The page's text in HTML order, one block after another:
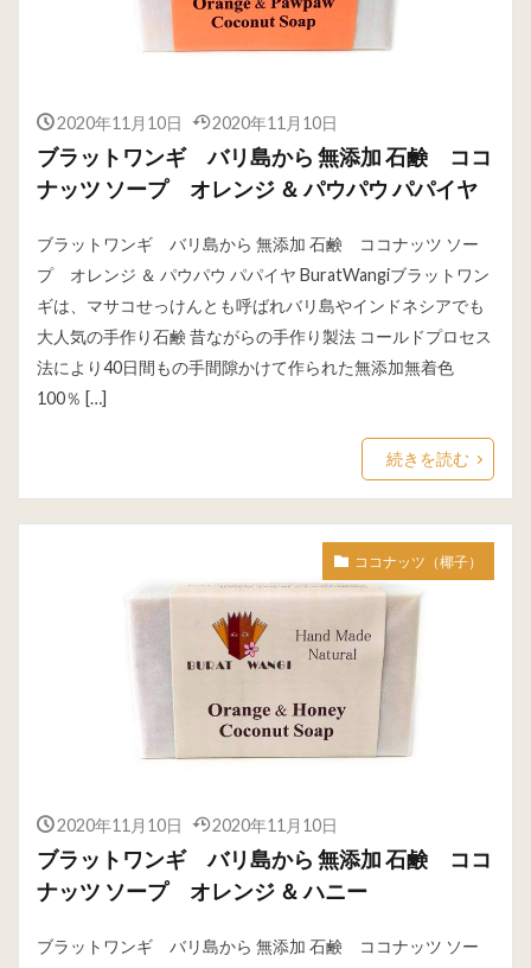
2020年11月10日 2020年11月10日
ブラットワンギ バリ島から 無添加 石鹸 ココ
ナッツ ソープ オレンジ ＆ パウパウ パパイヤ
ブラットワンギ バリ島から 無添加 石鹸 ココナッツ ソー
プ オレンジ ＆ パウパウ パパイヤ BuratWangiブラットワン
ギは、マサコせっけんとも呼ばれバリ島やインドネシアでも
大人気の手作り石鹸 昔ながらの手作り製法 コールドプロセス
法により40日間もの手間隙かけて作られた無添加無着色
100％ […]
続きを読む
ココナッツ（椰子）
2020年11月10日 2020年11月10日
ブラットワンギ バリ島から 無添加 石鹸 ココ
ナッツ ソープ オレンジ ＆ ハニー
ブラットワンギ バリ島から 無添加 石鹸 ココナッツ ソー